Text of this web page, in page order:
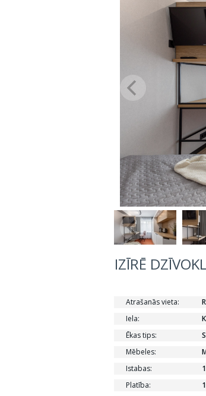
IZĪRĒ
Atrašanās vieta:
Iela:
Ēkas tips:
Mēbeles:
Istabas:
1
Platība: